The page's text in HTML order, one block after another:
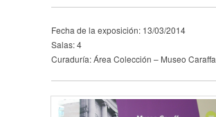
Fecha de la exposición: 13/03/2014
Salas: 4
Curaduría: Área Colección – Museo Caraffa